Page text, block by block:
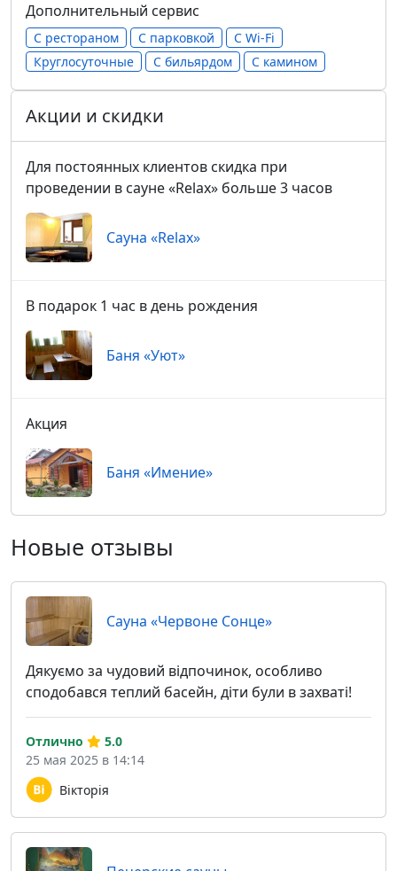
Дополнительный сервис
С рестораном С парковкой
С Wi-Fi
Круглосуточные
С бильярдом С камином
Акции и скидки
Для постоянных клиентов скидка при
проведении в сауне «Relax» больше 3 часов
Сауна «Relax»
В подарок 1 час в день рождения
Баня «Уют»
Акция
Баня «Имение»
Новые отзывы
Сауна «Червоне Сонце»
Дякуємо за чудовий відпочинок, особливо
сподобався теплий басейн, діти були в захваті!
Вікторія
Отлично
5.0
25 мая 2025 в 14:14